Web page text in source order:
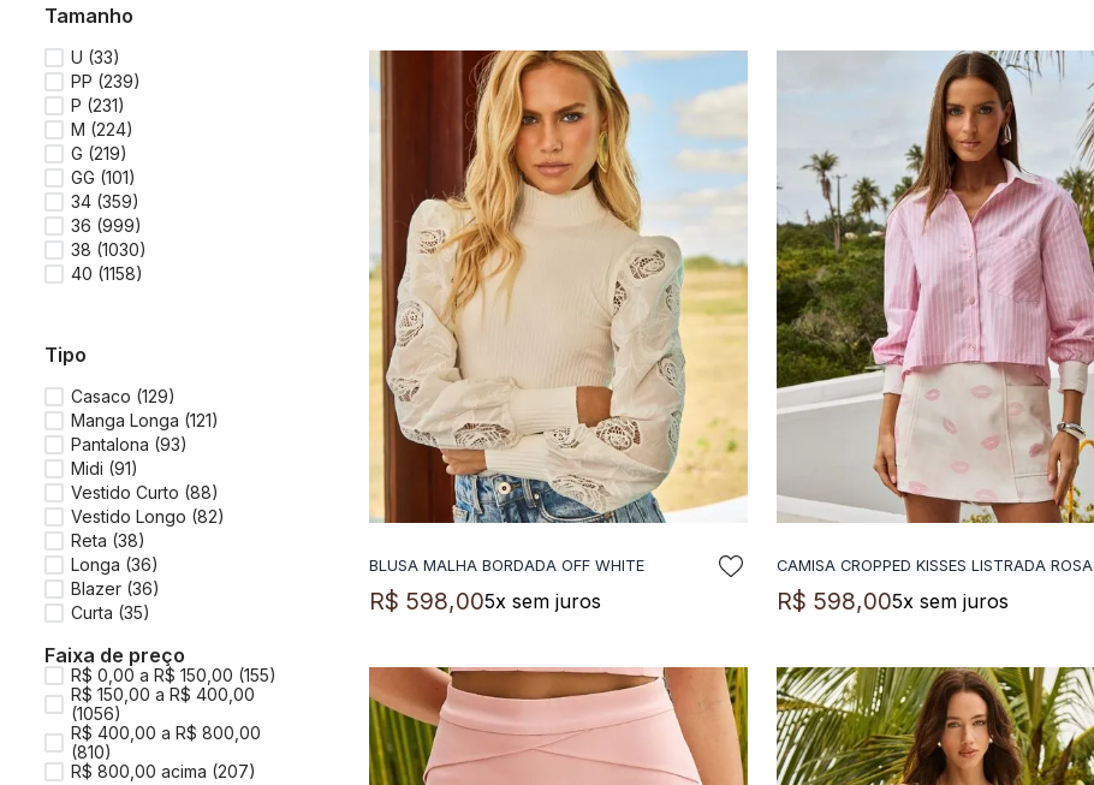
tamanho
U (33)
PP (239)
P (231)
M (224)
G (219)
GG (101)
34 (359)
36 (999)
38 (1030)
40 (1158)
tipo
Casaco (129)
Manga Longa (121)
Pantalona (93)
Midi (91)
Vestido Curto (88)
Vestido Longo (82)
Reta (38)
Longa (36)
Blazer (36)
Curta (35)
Faixa de preço
R$ 0,00 a R$ 150,00 (155)
R$ 150,00 a R$ 400,00
(1056)
R$ 400,00 a R$ 800,00
(810)
R$ 800,00 acima (207)
ADICIONAR A SACOLA
BLUSA MALHA BORDADA OFF WHITE
R$ 598,005x sem juros
ADICIONAR A SACOLA
CAMISA CROPPED KISSES LISTRADA ROSA
R$ 598,005x sem juros